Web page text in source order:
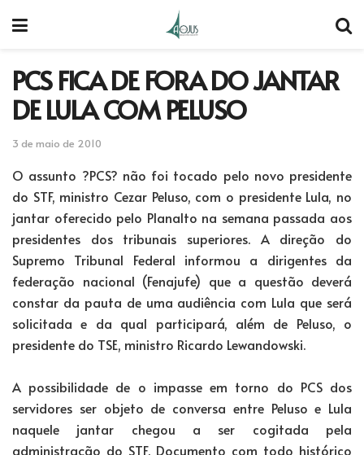
PCS FICA DE FORA DO JANTAR
DE LULA COM PELUSO
3 de maio de 2010
O assunto ?PCS? não foi tocado pelo novo presidente
do STF, ministro Cezar Peluso, com o presidente Lula, no
jantar oferecido pelo Planalto na semana passada aos
presidentes dos tribunais superiores. A direção do
Supremo Tribunal Federal informou a dirigentes da
federação nacional (Fenajufe) que a questão deverá
constar da pauta de uma audiência com Lula que será
solicitada e da qual participará, além de Peluso, o
presidente do TSE, ministro Ricardo Lewandowski.
A possibilidade de o impasse em torno do PCS dos
servidores ser objeto de conversa entre Peluso e Lula
naquele jantar chegou a ser cogitada pela
administração do STF. Documento com todo histórico